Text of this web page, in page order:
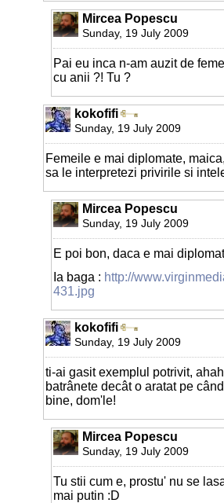
Mircea Popescu
Sunday, 19 July 2009
Pai eu inca n-am auzit de
cu anii ?! Tu ?
kokofifi
Sunday, 19 July 2009
Femeile e mai diplomate,
sa le interpretezi privirile si
Mircea Popescu
Sunday, 19 July 2009
E poi bon, daca e mai
Ia baga : http://
431.jpg
kokofifi
Sunday, 19 July 2009
ti-ai gasit exemplul potrivit,
batrânete decât o aratat pe
bine, dom'le!
Mircea Popescu
Sunday, 19 July 2009
Tu stii cum e, prostu' nu se
mai putin :D